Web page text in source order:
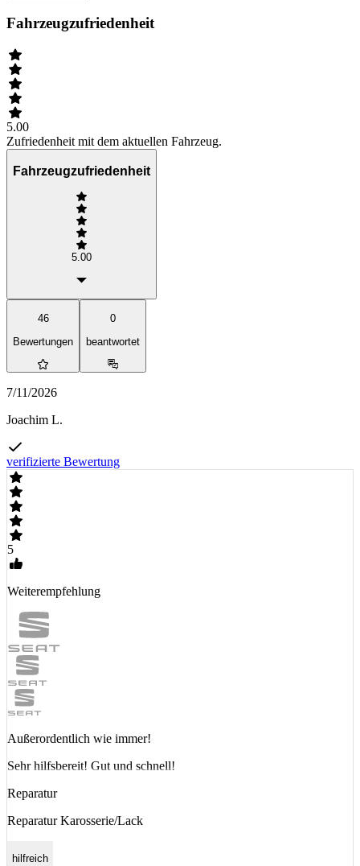
Fahrzeugzufriedenheit
5.00
Zufriedenheit mit dem aktuellen Fahrzeug.
Fahrzeugzufriedenheit
5.00
46
Bewertungen
0
beantwortet
7/11/2026
Joachim L.
verifizierte Bewertung
5
Weiterempfehlung
Außerordentlich wie immer!
Sehr hilfsbereit! Gut und schnell!
Reparatur
Reparatur Karosserie/Lack
hilfreich